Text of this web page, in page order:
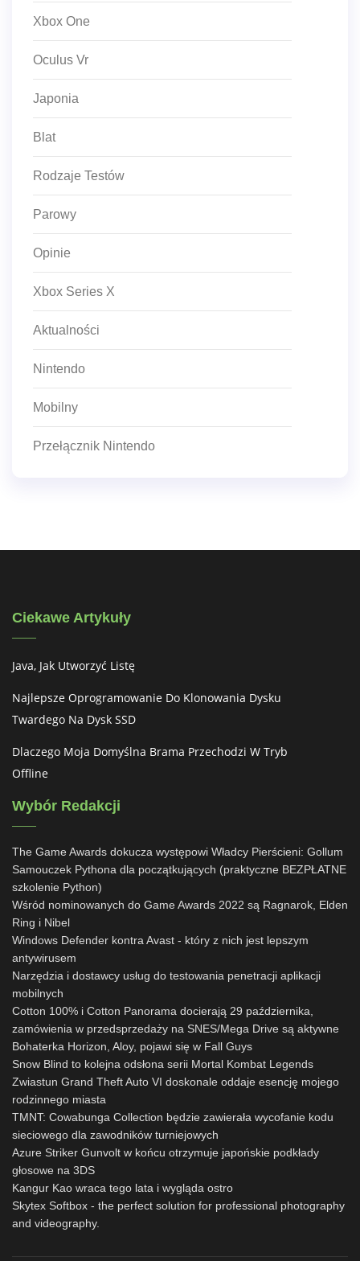
Xbox One
Oculus Vr
Japonia
Blat
Rodzaje Testów
Parowy
Opinie
Xbox Series X
Aktualności
Nintendo
Mobilny
Przełącznik Nintendo
Ciekawe Artykuły
Java, Jak Utworzyć Listę
Najlepsze Oprogramowanie Do Klonowania Dysku
Twardego Na Dysk SSD
Dlaczego Moja Domyślna Brama Przechodzi W Tryb
Offline
Wybór Redakcji
The Game Awards dokucza występowi Władcy Pierścieni: Gollum
Samouczek Pythona dla początkujących (praktyczne BEZPŁATNE
szkolenie Python)
Wśród nominowanych do Game Awards 2022 są Ragnarok, Elden
Ring i Nibel
Windows Defender kontra Avast - który z nich jest lepszym
antywirusem
Narzędzia i dostawcy usług do testowania penetracji aplikacji
mobilnych
Cotton 100% i Cotton Panorama docierają 29 października,
zamówienia w przedsprzedaży na SNES/Mega Drive są aktywne
Bohaterka Horizon, Aloy, pojawi się w Fall Guys
Snow Blind to kolejna odsłona serii Mortal Kombat Legends
Zwiastun Grand Theft Auto VI doskonale oddaje esencję mojego
rodzinnego miasta
TMNT: Cowabunga Collection będzie zawierała wycofanie kodu
sieciowego dla zawodników turniejowych
Azure Striker Gunvolt w końcu otrzymuje japońskie podkłady
głosowe na 3DS
Kangur Kao wraca tego lata i wygląda ostro
Skytex Softbox - the perfect solution for professional photography
and videography.